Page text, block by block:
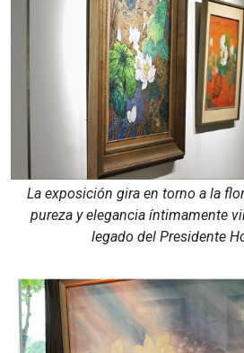
La exposición gira en torno a la
pureza y elegancia íntimamente
legado del Presidente